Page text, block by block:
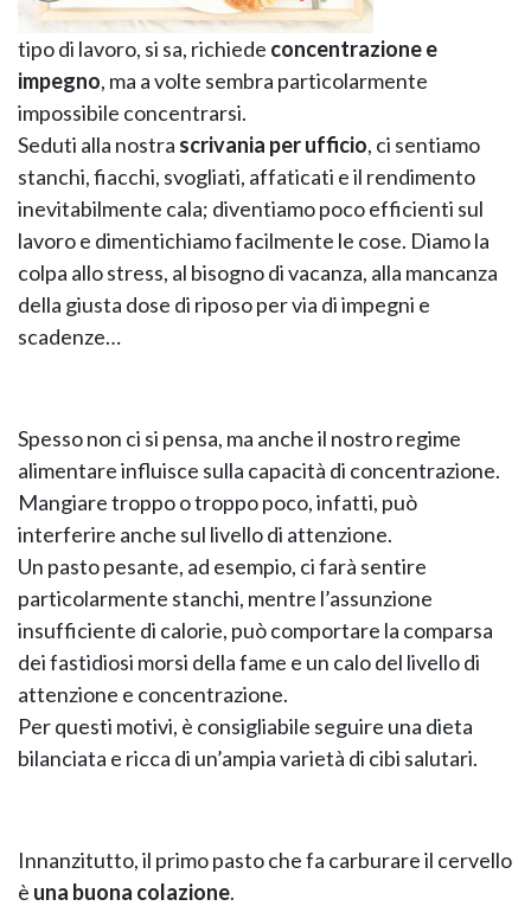
KOROS –
tipo di lavoro, si sa, richiede concentrazione e
impegno, ma a volte sembra particolarmente
impossibile concentrarsi.
Seduti alla nostra scrivania per ufficio, ci sentiamo
stanchi, fiacchi, svogliati, affaticati e il rendimento
inevitabilmente cala; diventiamo poco efficienti sul
lavoro e dimentichiamo facilmente le cose. Diamo la
colpa allo stress, al bisogno di vacanza, alla mancanza
della giusta dose di riposo per via di impegni e
scadenze…
Spesso non ci si pensa, ma anche il nostro regime
alimentare influisce sulla capacità di concentrazione.
Mangiare troppo o troppo poco, infatti, può
interferire anche sul livello di attenzione.
Un pasto pesante, ad esempio, ci farà sentire
particolarmente stanchi, mentre l’assunzione
insufficiente di calorie, può comportare la comparsa
dei fastidiosi morsi della fame e un calo del livello di
attenzione e concentrazione.
Per questi motivi, è consigliabile seguire una dieta
bilanciata e ricca di un’ampia varietà di cibi salutari.
Innanzitutto, il primo pasto che fa carburare il cervello
è una buona colazione.